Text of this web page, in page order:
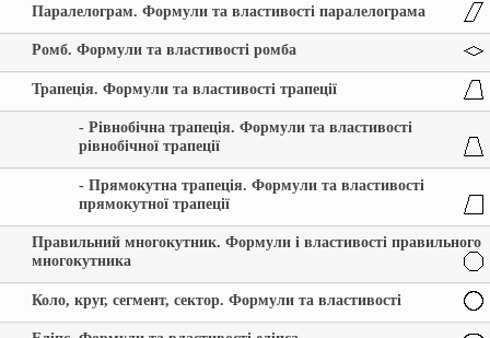
Паралелограм. Формули та властивості паралелограма
Ромб. Формули та властивості ромба
Трапеція. Формули та властивості трапеції
- Рівнобічна трапеція. Формули та властивості
рівнобічної трапеції
- Прямокутна трапеція. Формули та властивості
прямокутної трапеції
Правильний многокутник. Формули і властивості правильного
многокутника
Коло, круг, сегмент, сектор. Формули та властивості